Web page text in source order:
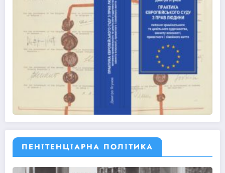
ПЕНІТЕНЦІАРНА ПОЛІТИКА